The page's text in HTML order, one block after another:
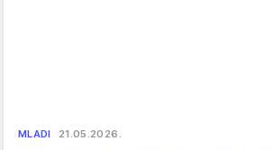
MLADI 21.05.2026.